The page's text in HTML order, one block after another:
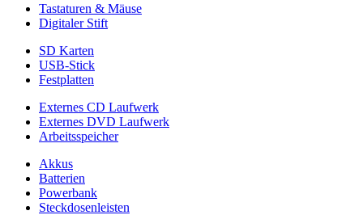
Tastaturen & Mäuse
Digitaler Stift
SD Karten
USB-Stick
Festplatten
Externes CD Laufwerk
Externes DVD Laufwerk
Arbeitsspeicher
Akkus
Batterien
Powerbank
Steckdosenleisten